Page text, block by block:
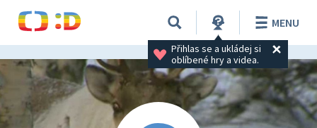
Přihlas se a ukládej si
oblíbené hry a videa.
MENU